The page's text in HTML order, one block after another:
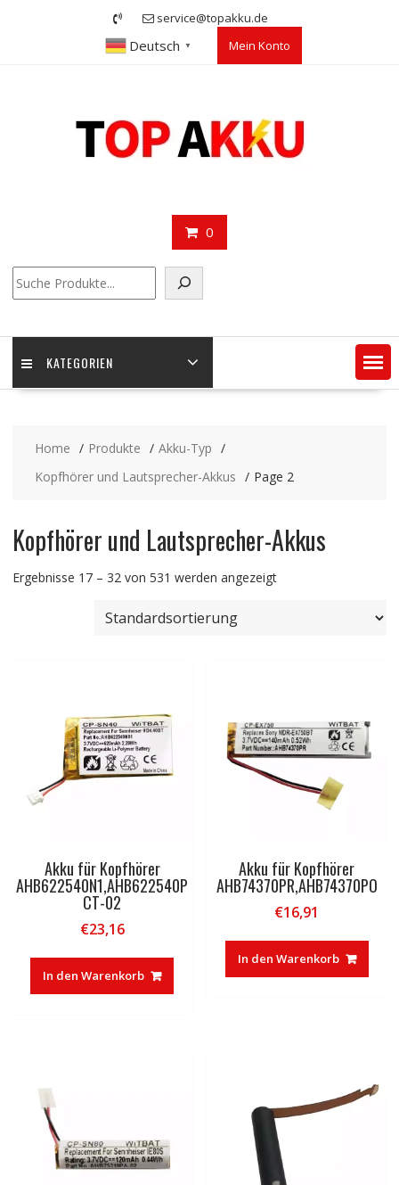
service@topakku.de
Deutsch ▼ Mein Konto
0
KATEGORIEN
Home Produkte
Akku-Typ
Kopfhörer und Lautsprecher-Akkus
Page 2
Kopfhörer und Lautsprecher-Akkus
Ergebnisse 17 – 32 von 531 werden angezeigt
Akku für Kopfhörer
AHB622540N1,AHB622540P
CT-02
€23,16
In den Warenkorb
Akku für Kopfhörer
AHB74370PR,AHB74370PO
€16,91
In den Warenkorb